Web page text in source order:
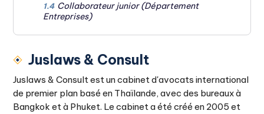
1.4 Collaborateur junior (Département
Entreprises)
Juslaws & Consult
Juslaws & Consult est un cabinet d'avocats international
de premier plan basé en Thaïlande, avec des bureaux à
Bangkok et à Phuket. Le cabinet a été créé en 2005 et